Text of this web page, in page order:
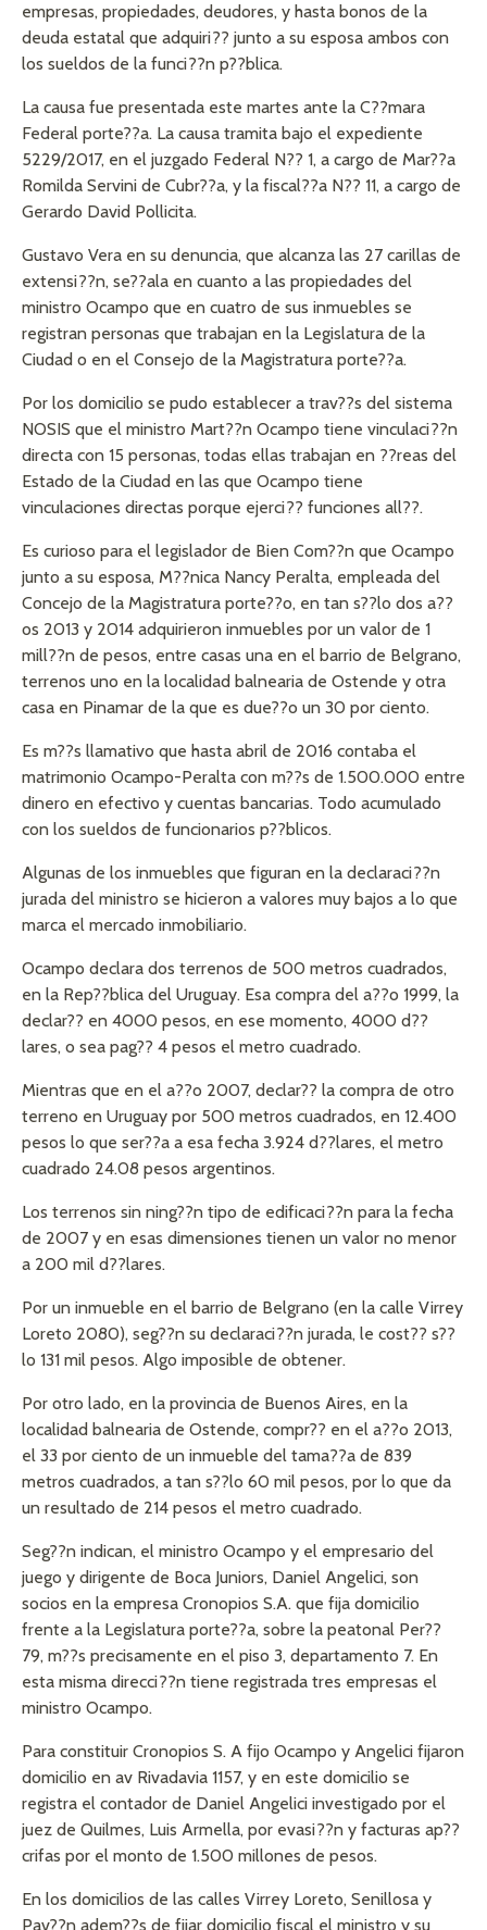
empresas, propiedades, deudores, y hasta bonos de la
deuda estatal que adquiri?? junto a su esposa ambos con
los sueldos de la funci??n p??blica.
La causa fue presentada este martes ante la C??mara
Federal porte??a. La causa tramita bajo el expediente
5229/2017, en el juzgado Federal N?? 1, a cargo de Mar??a
Romilda Servini de Cubr??a, y la fiscal??a N?? 11, a cargo de
Gerardo David Pollicita.
Gustavo Vera en su denuncia, que alcanza las 27 carillas de
extensi??n, se??ala en cuanto a las propiedades del
ministro Ocampo que en cuatro de sus inmuebles se
registran personas que trabajan en la Legislatura de la
Ciudad o en el Consejo de la Magistratura porte??a.
Por los domicilio se pudo establecer a trav??s del sistema
NOSIS que el ministro Mart??n Ocampo tiene vinculaci??n
directa con 15 personas, todas ellas trabajan en ??reas del
Estado de la Ciudad en las que Ocampo tiene
vinculaciones directas porque ejerci?? funciones all??.
Es curioso para el legislador de Bien Com??n que Ocampo
junto a su esposa, M??nica Nancy Peralta, empleada del
Concejo de la Magistratura porte??o, en tan s??lo dos a??
os 2013 y 2014 adquirieron inmuebles por un valor de 1
mill??n de pesos, entre casas una en el barrio de Belgrano,
terrenos uno en la localidad balnearia de Ostende y otra
casa en Pinamar de la que es due??o un 30 por ciento.
Es m??s llamativo que hasta abril de 2016 contaba el
matrimonio Ocampo-Peralta con m??s de 1.500.000 entre
dinero en efectivo y cuentas bancarias. Todo acumulado
con los sueldos de funcionarios p??blicos.
Algunas de los inmuebles que figuran en la declaraci??n
jurada del ministro se hicieron a valores muy bajos a lo que
marca el mercado inmobiliario.
Ocampo declara dos terrenos de 500 metros cuadrados,
en la Rep??blica del Uruguay. Esa compra del a??o 1999, la
declar?? en 4000 pesos, en ese momento, 4000 d??
lares, o sea pag?? 4 pesos el metro cuadrado.
Mientras que en el a??o 2007, declar?? la compra de otro
terreno en Uruguay por 500 metros cuadrados, en 12.400
pesos lo que ser??a a esa fecha 3.924 d??lares, el metro
cuadrado 24.08 pesos argentinos.
Los terrenos sin ning??n tipo de edificaci??n para la fecha
de 2007 y en esas dimensiones tienen un valor no menor
a 200 mil d??lares.
Por un inmueble en el barrio de Belgrano (en la calle Virrey
Loreto 2080), seg??n su declaraci??n jurada, le cost?? s??
lo 131 mil pesos. Algo imposible de obtener.
Por otro lado, en la provincia de Buenos Aires, en la
localidad balnearia de Ostende, compr?? en el a??o 2013,
el 33 por ciento de un inmueble del tama??a de 839
metros cuadrados, a tan s??lo 60 mil pesos, por lo que da
un resultado de 214 pesos el metro cuadrado.
Seg??n indican, el ministro Ocampo y el empresario del
juego y dirigente de Boca Juniors, Daniel Angelici, son
socios en la empresa Cronopios S.A. que fija domicilio
frente a la Legislatura porte??a, sobre la peatonal Per??
79, m??s precisamente en el piso 3, departamento 7. En
esta misma direcci??n tiene registrada tres empresas el
ministro Ocampo.
Para constituir Cronopios S. A fijo Ocampo y Angelici fijaron
domicilio en av Rivadavia 1157, y en este domicilio se
registra el contador de Daniel Angelici investigado por el
juez de Quilmes, Luis Armella, por evasi??n y facturas ap??
crifas por el monto de 1.500 millones de pesos.
En los domicilios de las calles Virrey Loreto, Senillosa y
Pav??n adem??s de fijar domicilio fiscal el ministro y su